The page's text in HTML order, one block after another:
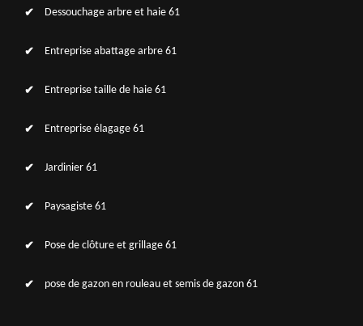
Dessouchage arbre et haie 61
Entreprise abattage arbre 61
Entreprise taille de haie 61
Entreprise élagage 61
Jardinier 61
Paysagiste 61
Pose de clôture et grillage 61
pose de gazon en rouleau et semis de gazon 61